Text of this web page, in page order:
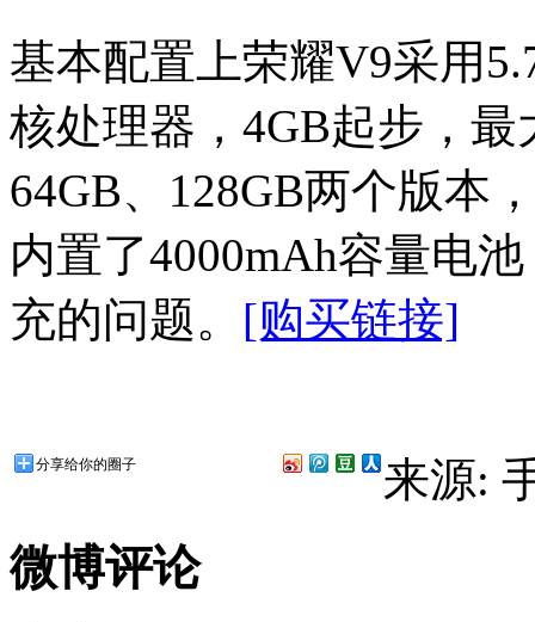
基本配置上荣耀V9采用
核处理器，4GB起步，
64GB、128GB两个版本
内置了4000mAh容量电
充的问题。 [购买链接]
分享给你的圈子 来源:
微博评论